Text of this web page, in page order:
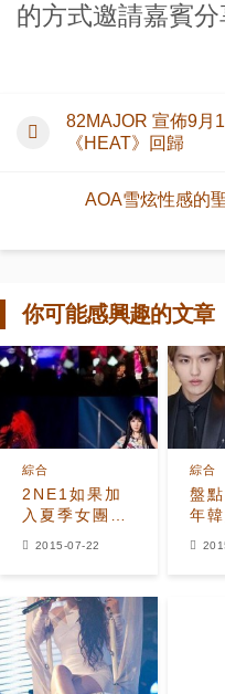
的方式邀請嘉賓分
82MAJOR 宣佈9月
《HEAT》回歸
AOA雪炫性感的
你可能感興趣的文章
2NE1如果加
入夏季女團大
綜合
2015-07-22
盤
年
綜合